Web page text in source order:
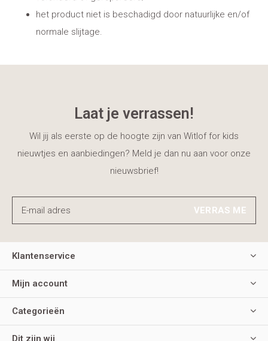
het product niet is beschadigd door natuurlijke en/of
normale slijtage.
Laat je verrassen!
Wil jij als eerste op de hoogte zijn van Witlof for kids
nieuwtjes en aanbiedingen? Meld je dan nu aan voor onze
nieuwsbrief!
VERRAS ME
Klantenservice
Mijn account
Categorieën
Dit zijn wij